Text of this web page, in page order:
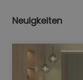
Neuigkeiten